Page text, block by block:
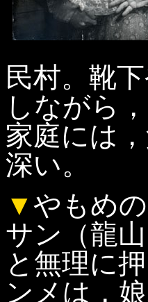
民村。靴
しながら
家庭には
深い。
▼やもめ
サン（龍
と無理に
ンメは，